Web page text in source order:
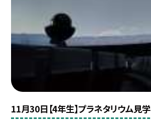
11月30日【4年生】プラネタリウム見学